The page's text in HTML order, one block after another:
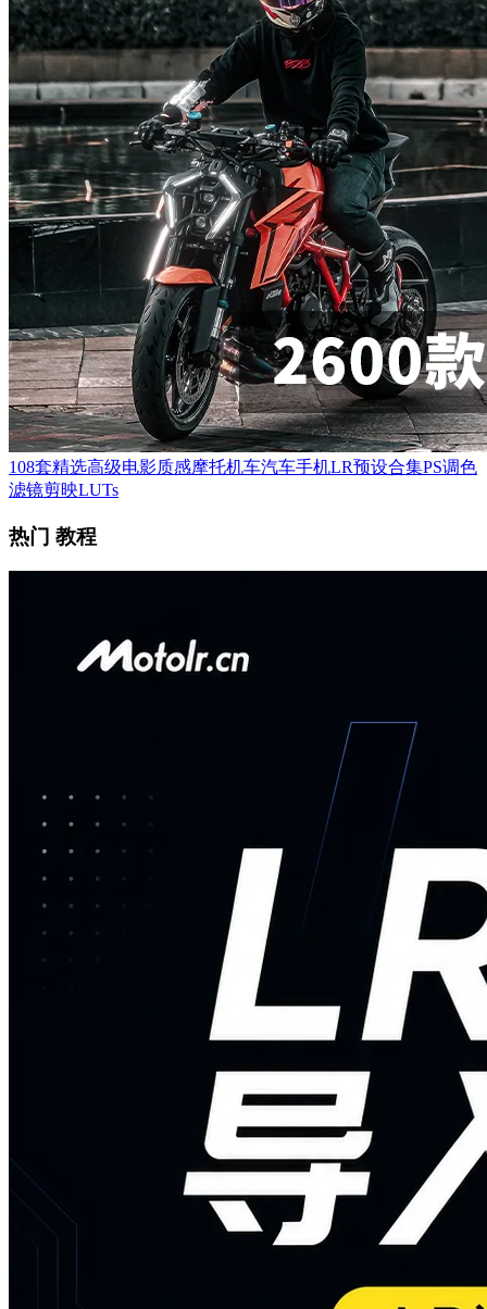
108套精选高级电影质感摩托机车汽车手机LR预设合集PS调色
滤镜剪映LUTs
热门 教程